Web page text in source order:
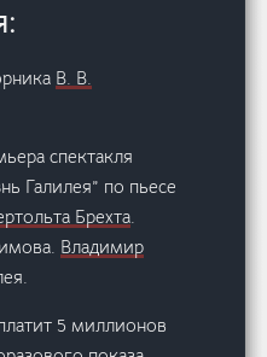
В. В.
спектакля
Галилея” по пьесе
Брехта.
Владимир
5 миллионов